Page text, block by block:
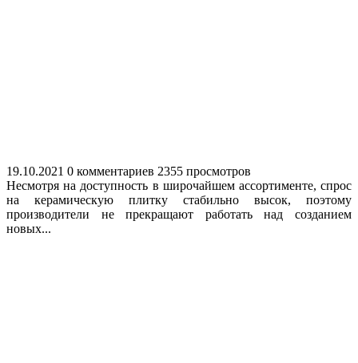
19.10.2021 0 комментариев 2355 просмотров
Несмотря на доступность в широчайшем ассортименте, спрос
на керамическую плитку стабильно высок, поэтому
производители не прекращают работать над созданием
новых...